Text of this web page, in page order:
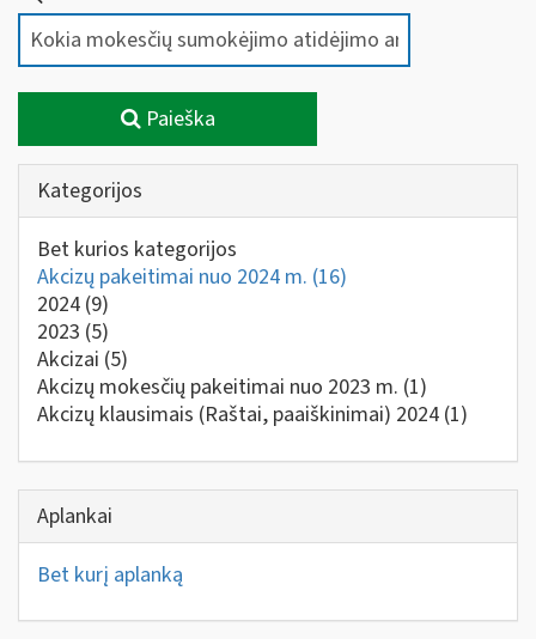
Paieška
Kategorijos
Bet kurios kategorijos
Akcizų pakeitimai nuo 2024 m. (16)
2024 (9)
2023 (5)
Akcizai (5)
Akcizų mokesčių pakeitimai nuo 2023 m. (1)
Akcizų klausimais (Raštai, paaiškinimai) 2024 (1)
Aplankai
Bet kurį aplanką